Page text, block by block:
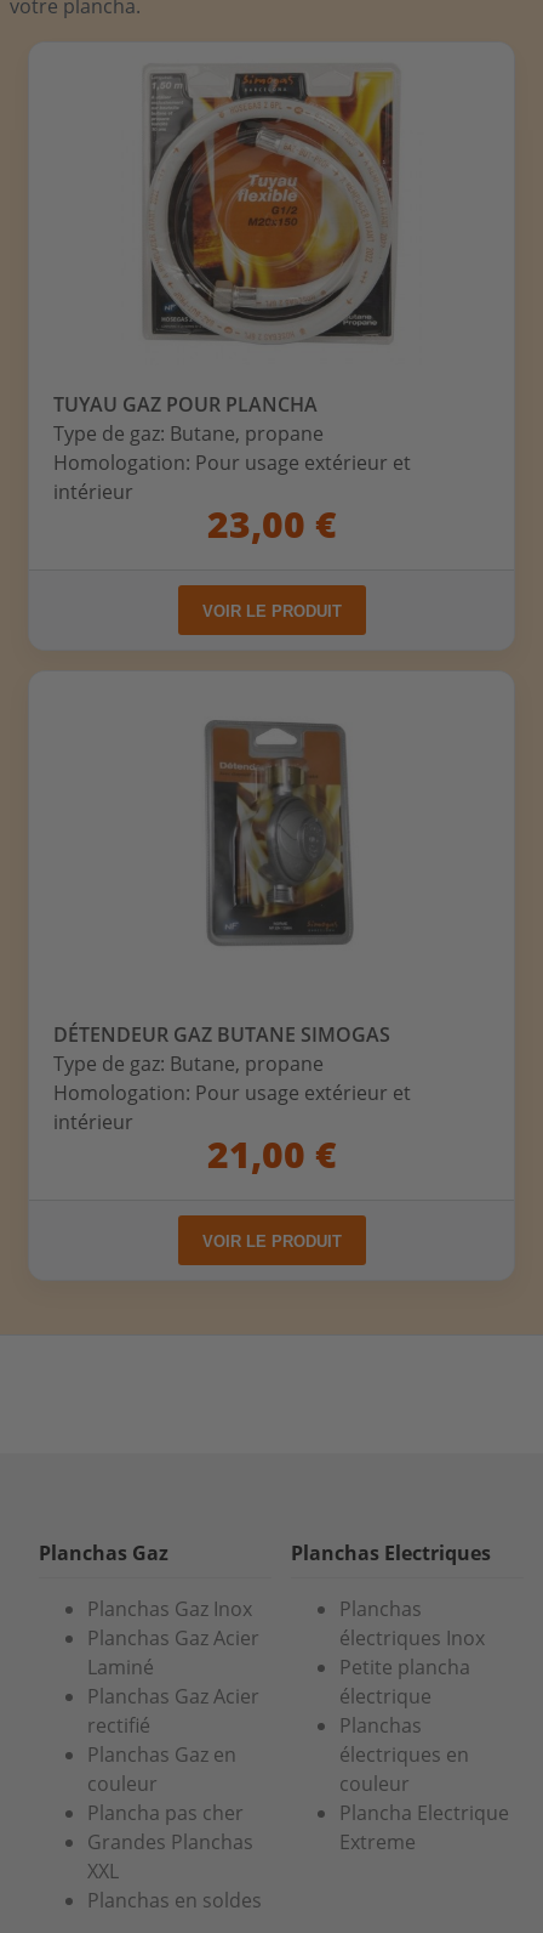
votre plancha.
TUYAU GAZ POUR PLANCHA
Type de gaz: Butane, propane
Homologation: Pour usage extérieur et
intérieur
23,00 €
VOIR LE PRODUIT
DÉTENDEUR GAZ BUTANE SIMOGAS
Type de gaz: Butane, propane
Homologation: Pour usage extérieur et
intérieur
21,00 €
VOIR LE PRODUIT
Planchas Gaz
Planchas Gaz Inox
Planchas Gaz Acier
Laminé
Planchas Gaz Acier
rectifié
Planchas Gaz en
couleur
Plancha pas cher
Grandes Planchas
XXL
Planchas en soldes
Planchas Electriques
Planchas
électriques Inox
Petite plancha
électrique
Planchas
électriques en
couleur
Plancha Electrique
Extreme